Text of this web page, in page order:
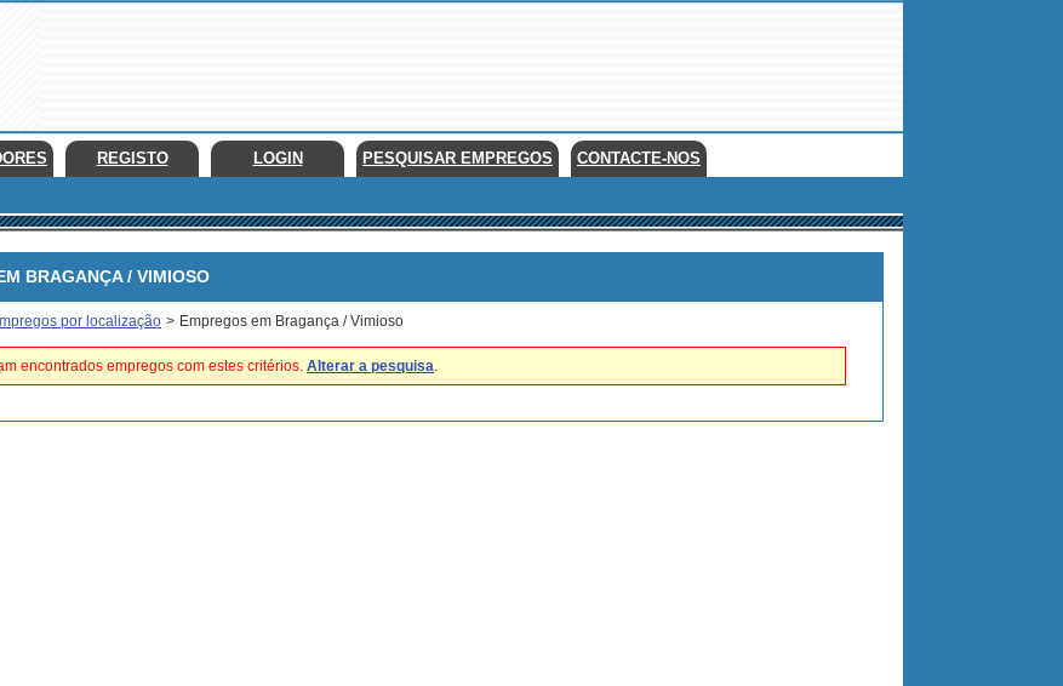
REGISTO LOGIN PESQUISAR EMPREGOS CONTACTE-NOS
BRAGANÇA / VIMIOSO
por localização > Empregos em Bragança / Vimioso
encontrados empregos com estes critérios. Alterar a pesquisa.